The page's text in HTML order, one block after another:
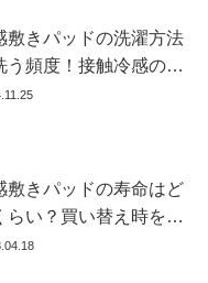
敷きパッドの洗濯方法
う頻度！接触冷感の効
下げないお手入れ方法
敷きパッドの寿命はど
らい？買い替え時を見
る方法とおすすめ商品